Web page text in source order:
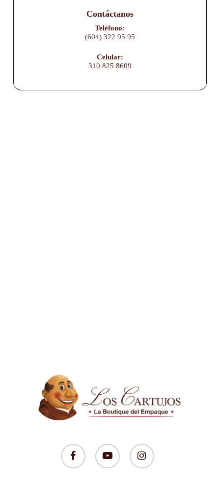
Contáctanos
Teléfono:
(604) 322 95 95
Celular:
310 825 8609
facebook youtube instagram